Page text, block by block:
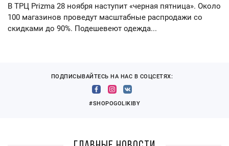
В ТРЦ Prizma 28 ноября наступит «черная пятница». Около
100 магазинов проведут масштабные распродажи со
скидками до 90%. Подешевеют одежда...
ПОДПИСЫВАЙТЕСЬ НА НАС В СОЦСЕТЯХ:
#SHOPOGOLIKIBY